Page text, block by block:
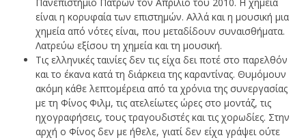
είναι η κορυφαία των επιστημών. Αλλά και η μουσική μια
χημεία από νότες είναι, που μεταδίδουν συναισθήματα.
Λατρεύω εξίσου τη χημεία και τη μουσική.
Τις ελληνικές ταινίες δεν τις είχα δει ποτέ στο παρελθόν
και το έκανα κατά τη διάρκεια της καραντίνας. Θυμόμουν
ακόμη κάθε λεπτομέρεια από τα χρόνια της συνεργασίας
με τη Φίνος Φιλμ, τις ατελείωτες ώρες στο μοντάζ, τις
ηχογραφήσεις, τους τραγουδιστές και τις χορωδίες. Στην
αρχή ο Φίνος δεν με ήθελε, γιατί δεν είχα γράψει ούτε